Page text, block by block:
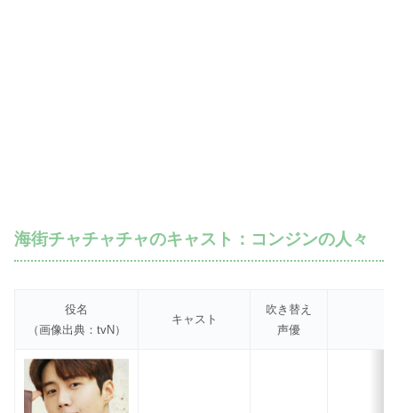
海街チャチャチャのキャスト：コンジンの人々
役名
（画像出典：tvN）
キャスト
吹き替え
声優